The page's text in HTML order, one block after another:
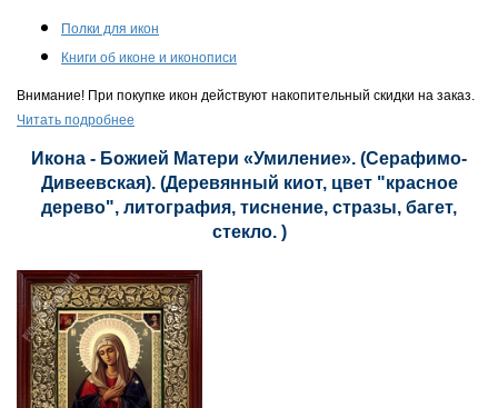
Полки для икон
Книги об иконе и иконописи
Внимание! При покупке икон действуют накопительный скидки на заказ.
Читать подробнее
Икона - Божией Матери «Умиление». (Серафимо-
Дивеевская). (Деревянный киот, цвет "красное
дерево", литография, тиснение, стразы, багет,
стекло. )